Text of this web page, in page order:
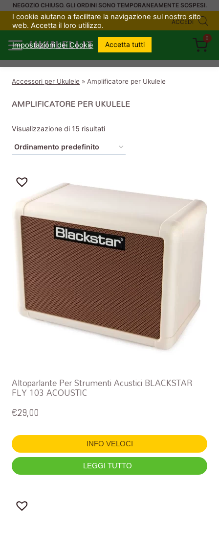
SaltaNEGOZIO CHIUSO. GLI ORDINI SONO TEMPORANEAMENTE SOSPESI.
ACCEDI
UKULELI.IT
0
Accessori per Ukulele » Amplificatore per Ukulele
AMPLIFICATORE PER UKULELE
Visualizzazione di 15 risultati
Altoparlante Per Strumenti Acustici BLACKSTAR
FLY 103 ACOUSTIC
€29,00
INFO VELOCI
LEGGI TUTTO
I cookie aiutano a facilitare la navigazione sul nostro sito
web. Accetta il loro utilizzo.
Impostazioni dei Cookie Accetta tutti